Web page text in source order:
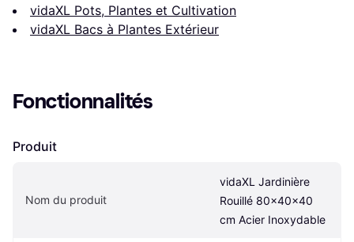
vidaXL Pots, Plantes et Cultivation
vidaXL Bacs à Plantes Extérieur
Fonctionnalités
Produit
Nom du produit
vidaXL Jardinière
Rouillé 80x40x40
cm Acier Inoxydable